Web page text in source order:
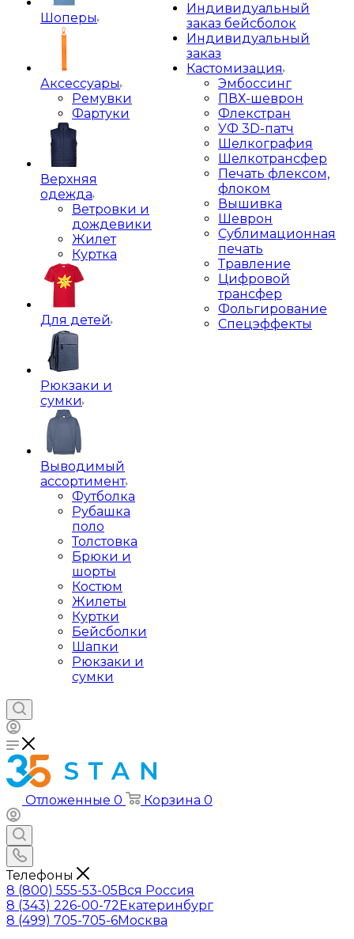
Шоперы
Аксессуары
Ремувки
Фартуки
Верхняя
одежда
Ветровки и
дождевики
Жилет
Куртка
Для детей
Рюкзаки и
сумки
Выводимый
ассортимент
Футболка
Рубашка
поло
Толстовка
Брюки и
шорты
Костюм
Жилеты
Куртки
Бейсболки
Шапки
Рюкзаки и
сумки
Индивидуальный
заказ бейсболок
Индивидуальный
заказ
Кастомизация
Эмбоссинг
ПВХ-шеврон
Флекстран
УФ 3D-патч
Шелкография
Шелкотрансфер
Печать флексом,
флоком
Вышивка
Шеврон
Сублимационная
печать
Травление
Цифровой
трансфер
Фольгирование
Спецэффекты
Отложенные 0 Корзина 0
Телефоны
8 (800) 555-53-05Вся Россия
8 (343) 226-00-72Екатеринбург
8 (499) 705-705-6Москва